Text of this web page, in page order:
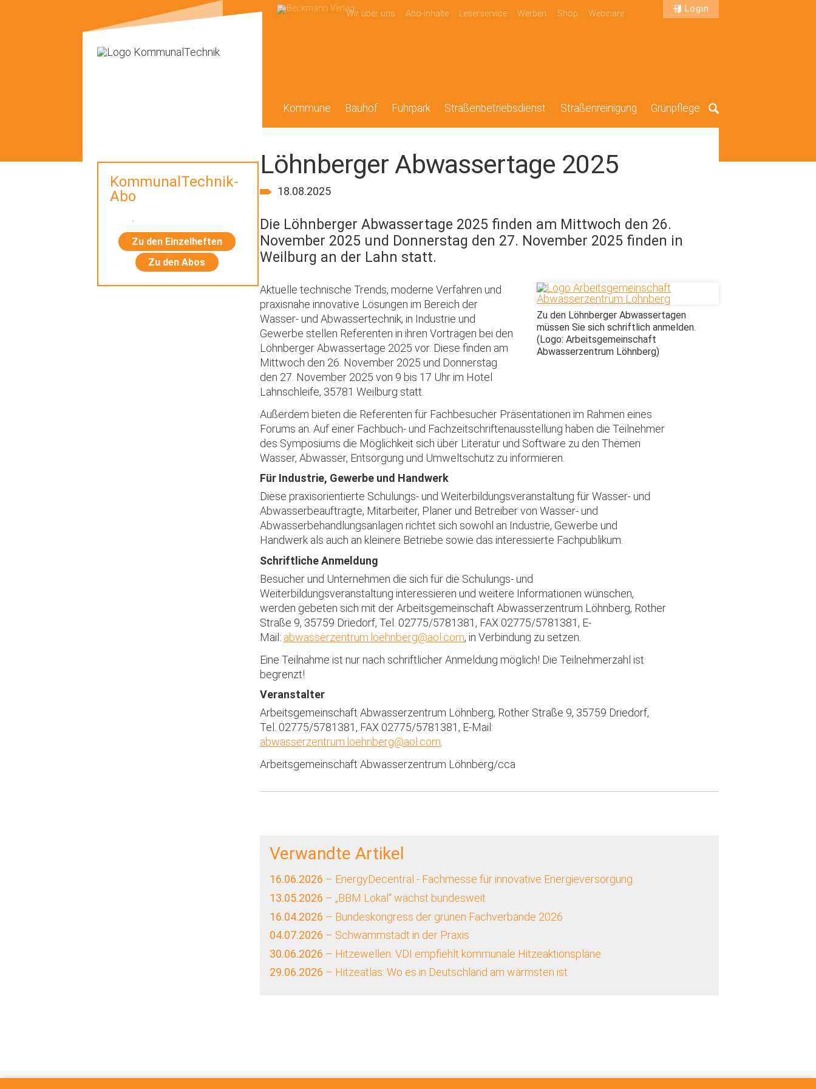
Wir über uns Abo-Inhalte Leserservice Werben Shop Webinare Login
Kommune Bauhof Fuhrpark Straßenbetriebsdienst Straßenreinigung Grünpflege Suche
Löhnberger Abwassertage 2025
18.08.2025
Die Löhnberger Abwassertage 2025 finden am Mittwoch den 26.
November 2025 und Donnerstag den 27. November 2025 finden in
Weilburg an der Lahn statt.
Zu den Löhnberger Abwassertagen
müssen Sie sich schriftlich anmelden.
(Logo: Arbeitsgemeinschaft
Abwasserzentrum Löhnberg)
Aktuelle technische Trends, moderne Verfahren und
praxisnahe innovative Lösungen im Bereich der
Wasser- und Abwassertechnik, in Industrie und
Gewerbe stellen Referenten in ihren Vorträgen bei den
Löhnberger Abwassertage 2025 vor. Diese finden am
Mittwoch den 26. November 2025 und Donnerstag
den 27. November 2025 von 9 bis 17 Uhr im Hotel
Lahnschleife, 35781 Weilburg statt.
Außerdem bieten die Referenten für Fachbesucher Präsentationen im Rahmen eines
Forums an. Auf einer Fachbuch- und Fachzeitschriftenausstellung haben die Teilnehmer
des Symposiums die Möglichkeit sich über Literatur und Software zu den Themen
Wasser, Abwasser, Entsorgung und Umweltschutz zu informieren.
Für Industrie, Gewerbe und Handwerk
Diese praxisorientierte Schulungs- und Weiterbildungsveranstaltung für Wasser- und
Abwasserbeauftragte, Mitarbeiter, Planer und Betreiber von Wasser- und
Abwasserbehandlungsanlagen richtet sich sowohl an Industrie, Gewerbe und
Handwerk als auch an kleinere Betriebe sowie das interessierte Fachpublikum.
Schriftliche Anmeldung
Besucher und Unternehmen die sich für die Schulungs- und
Weiterbildungsveranstaltung interessieren und weitere Informationen wünschen,
werden gebeten sich mit der Arbeitsgemeinschaft Abwasserzentrum Löhnberg, Rother
Straße 9, 35759 Driedorf, Tel. 02775/5781381, FAX 02775/5781381, E-
Mail: abwasserzentrum.loehnberg@aol.com, in Verbindung zu setzen.
Eine Teilnahme ist nur nach schriftlicher Anmeldung möglich! Die Teilnehmerzahl ist
begrenzt!
Veranstalter
Arbeitsgemeinschaft Abwasserzentrum Löhnberg, Rother Straße 9, 35759 Driedorf,
Tel. 02775/5781381, FAX 02775/5781381, E-Mail:
abwasserzentrum.loehnberg@aol.com
Arbeitsgemeinschaft Abwasserzentrum Löhnberg/cca
Verwandte Artikel
16.06.2026 – EnergyDecentral - Fachmesse für innovative Energieversorgung
13.05.2026 – „BBM Lokal“ wächst bundesweit
16.04.2026 – Bundeskongress der grünen Fachverbände 2026
04.07.2026 – Schwammstadt in der Praxis
30.06.2026 – Hitzewellen: VDI empfiehlt kommunale Hitzeaktionspläne
29.06.2026 – Hitzeatlas: Wo es in Deutschland am wärmsten ist
KommunalTechnik-
Abo
Zu den Einzelheften
Zu den Abos